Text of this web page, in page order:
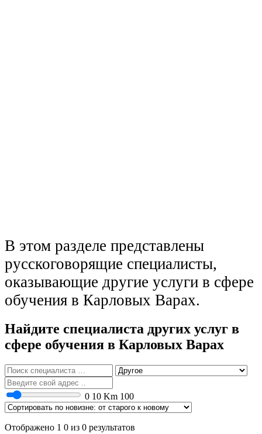
В этом разделе представлены
русскоговорящие специалисты,
оказывающие другие услуги в сфере
обучения в Карловых Варах.
Найдите специалиста других услуг в
сфере обучения в Карловых Варах
0 10 Km 100
Отображено 1 0 из 0 результатов